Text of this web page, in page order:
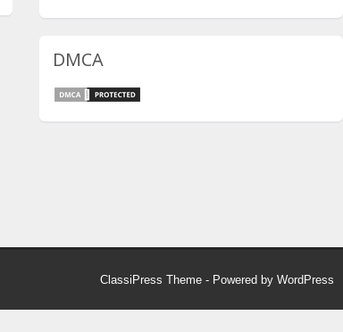
DMCA
ClassiPress Theme - Powered by WordPress